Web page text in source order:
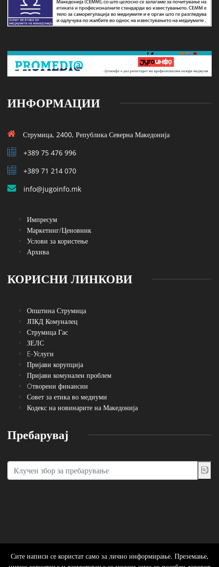
ИНФОРМАЦИИ
Струмица, 2400, Република Северна Македонија
+389 75 476 996
+389 71 214 070
info@jugoinfo.mk
Импресум
Маркетинг/Ценовник
Услови за користење
Архива
КОРИСНИ ЛИНКОВИ
Општина Струмица
ЈПКД Комуналец
Струмица Гас
ЗЕЛС
E-Услуги
Пријави корупција
Пријави комунален проблем
Oтворени финансии
Совет за етика во медиуми
Кодекс на новинарите на Македонија
Пребарувај
Сите написи се користат само за лично информирање. Преземање,